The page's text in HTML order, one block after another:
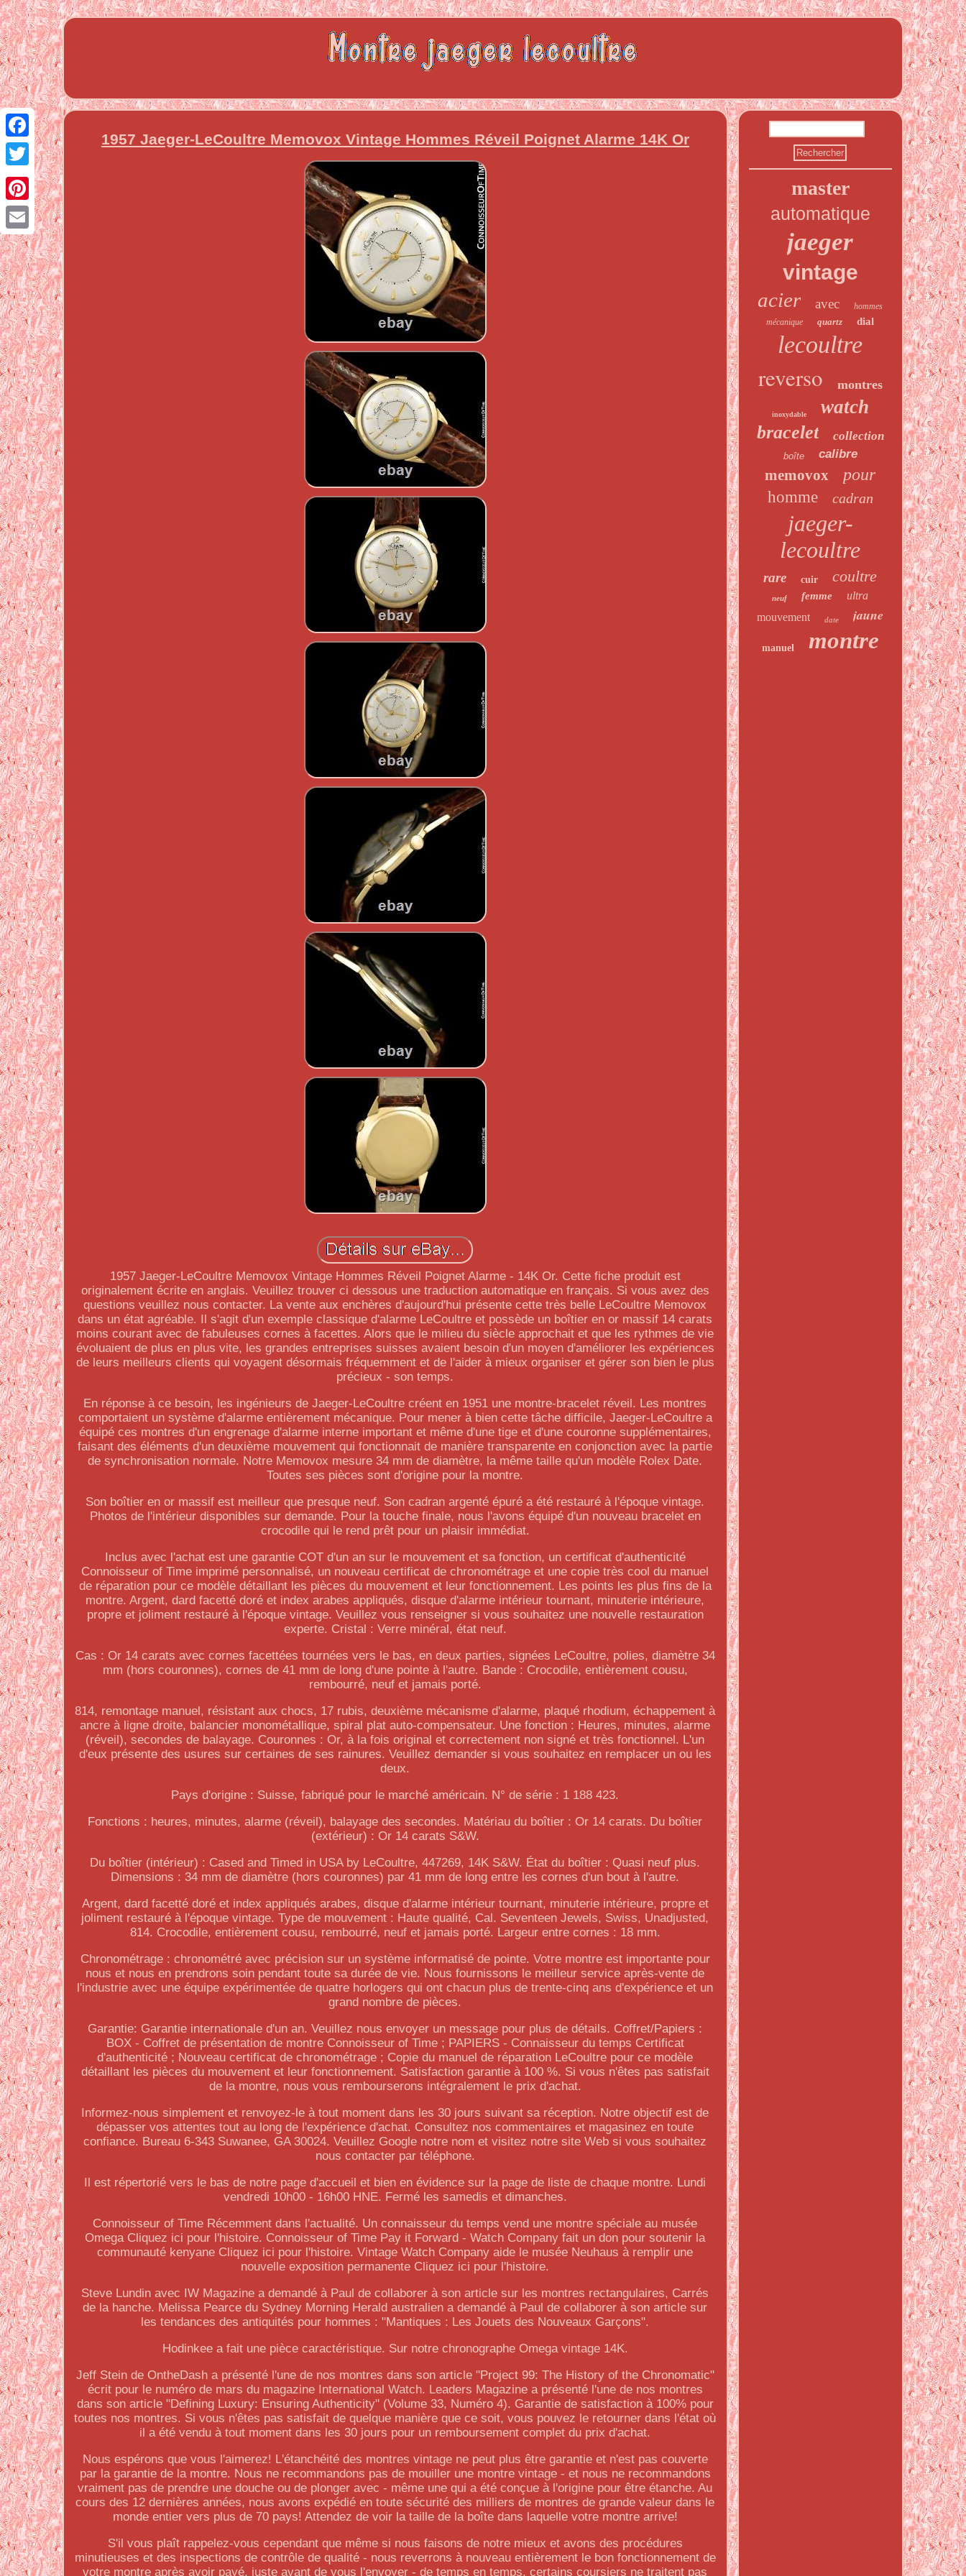
Facebook
Twitter
Pinterest
Email
1957 Jaeger-LeCoultre Memovox Vintage Hommes Réveil Poignet Alarme 14K Or
1957 Jaeger-LeCoultre Memovox Vintage Hommes Réveil Poignet Alarme - 14K Or. Cette fiche produit est
originalement écrite en anglais. Veuillez trouver ci dessous une traduction automatique en français. Si vous avez des
questions veuillez nous contacter. La vente aux enchères d'aujourd'hui présente cette très belle LeCoultre Memovox
dans un état agréable. Il s'agit d'un exemple classique d'alarme LeCoultre et possède un boîtier en or massif 14 carats
moins courant avec de fabuleuses cornes à facettes. Alors que le milieu du siècle approchait et que les rythmes de vie
évoluaient de plus en plus vite, les grandes entreprises suisses avaient besoin d'un moyen d'améliorer les expériences
de leurs meilleurs clients qui voyagent désormais fréquemment et de l'aider à mieux organiser et gérer son bien le plus
précieux - son temps.
En réponse à ce besoin, les ingénieurs de Jaeger-LeCoultre créent en 1951 une montre-bracelet réveil. Les montres
comportaient un système d'alarme entièrement mécanique. Pour mener à bien cette tâche difficile, Jaeger-LeCoultre a
équipé ces montres d'un engrenage d'alarme interne important et même d'une tige et d'une couronne supplémentaires,
faisant des éléments d'un deuxième mouvement qui fonctionnait de manière transparente en conjonction avec la partie
de synchronisation normale. Notre Memovox mesure 34 mm de diamètre, la même taille qu'un modèle Rolex Date.
Toutes ses pièces sont d'origine pour la montre.
Son boîtier en or massif est meilleur que presque neuf. Son cadran argenté épuré a été restauré à l'époque vintage.
Photos de l'intérieur disponibles sur demande. Pour la touche finale, nous l'avons équipé d'un nouveau bracelet en
crocodile qui le rend prêt pour un plaisir immédiat.
Inclus avec l'achat est une garantie COT d'un an sur le mouvement et sa fonction, un certificat d'authenticité
Connoisseur of Time imprimé personnalisé, un nouveau certificat de chronométrage et une copie très cool du manuel
de réparation pour ce modèle détaillant les pièces du mouvement et leur fonctionnement. Les points les plus fins de la
montre. Argent, dard facetté doré et index arabes appliqués, disque d'alarme intérieur tournant, minuterie intérieure,
propre et joliment restauré à l'époque vintage. Veuillez vous renseigner si vous souhaitez une nouvelle restauration
experte. Cristal : Verre minéral, état neuf.
Cas : Or 14 carats avec cornes facettées tournées vers le bas, en deux parties, signées LeCoultre, polies, diamètre 34
mm (hors couronnes), cornes de 41 mm de long d'une pointe à l'autre. Bande : Crocodile, entièrement cousu,
rembourré, neuf et jamais porté.
814, remontage manuel, résistant aux chocs, 17 rubis, deuxième mécanisme d'alarme, plaqué rhodium, échappement à
ancre à ligne droite, balancier monométallique, spiral plat auto-compensateur. Une fonction : Heures, minutes, alarme
(réveil), secondes de balayage. Couronnes : Or, à la fois original et correctement non signé et très fonctionnel. L'un
d'eux présente des usures sur certaines de ses rainures. Veuillez demander si vous souhaitez en remplacer un ou les
deux.
Pays d'origine : Suisse, fabriqué pour le marché américain. N° de série : 1 188 423.
Fonctions : heures, minutes, alarme (réveil), balayage des secondes. Matériau du boîtier : Or 14 carats. Du boîtier
(extérieur) : Or 14 carats S&W.
Du boîtier (intérieur) : Cased and Timed in USA by LeCoultre, 447269, 14K S&W. État du boîtier : Quasi neuf plus.
Dimensions : 34 mm de diamètre (hors couronnes) par 41 mm de long entre les cornes d'un bout à l'autre.
Argent, dard facetté doré et index appliqués arabes, disque d'alarme intérieur tournant, minuterie intérieure, propre et
joliment restauré à l'époque vintage. Type de mouvement : Haute qualité, Cal. Seventeen Jewels, Swiss, Unadjusted,
814. Crocodile, entièrement cousu, rembourré, neuf et jamais porté. Largeur entre cornes : 18 mm.
Chronométrage : chronométré avec précision sur un système informatisé de pointe. Votre montre est importante pour
nous et nous en prendrons soin pendant toute sa durée de vie. Nous fournissons le meilleur service après-vente de
l'industrie avec une équipe expérimentée de quatre horlogers qui ont chacun plus de trente-cinq ans d'expérience et un
grand nombre de pièces.
Garantie: Garantie internationale d'un an. Veuillez nous envoyer un message pour plus de détails. Coffret/Papiers :
BOX - Coffret de présentation de montre Connoisseur of Time ; PAPIERS - Connaisseur du temps Certificat
d'authenticité ; Nouveau certificat de chronométrage ; Copie du manuel de réparation LeCoultre pour ce modèle
détaillant les pièces du mouvement et leur fonctionnement. Satisfaction garantie à 100 %. Si vous n'êtes pas satisfait
de la montre, nous vous rembourserons intégralement le prix d'achat.
Informez-nous simplement et renvoyez-le à tout moment dans les 30 jours suivant sa réception. Notre objectif est de
dépasser vos attentes tout au long de l'expérience d'achat. Consultez nos commentaires et magasinez en toute
confiance. Bureau 6-343 Suwanee, GA 30024. Veuillez Google notre nom et visitez notre site Web si vous souhaitez
nous contacter par téléphone.
Il est répertorié vers le bas de notre page d'accueil et bien en évidence sur la page de liste de chaque montre. Lundi
vendredi 10h00 - 16h00 HNE. Fermé les samedis et dimanches.
Connoisseur of Time Récemment dans l'actualité. Un connaisseur du temps vend une montre spéciale au musée
Omega Cliquez ici pour l'histoire. Connoisseur of Time Pay it Forward - Watch Company fait un don pour soutenir la
communauté kenyane Cliquez ici pour l'histoire. Vintage Watch Company aide le musée Neuhaus à remplir une
nouvelle exposition permanente Cliquez ici pour l'histoire.
Steve Lundin avec IW Magazine a demandé à Paul de collaborer à son article sur les montres rectangulaires, Carrés
de la hanche. Melissa Pearce du Sydney Morning Herald australien a demandé à Paul de collaborer à son article sur
les tendances des antiquités pour hommes : "Mantiques : Les Jouets des Nouveaux Garçons".
Hodinkee a fait une pièce caractéristique. Sur notre chronographe Omega vintage 14K.
Jeff Stein de OntheDash a présenté l'une de nos montres dans son article "Project 99: The History of the Chronomatic"
écrit pour le numéro de mars du magazine International Watch. Leaders Magazine a présenté l'une de nos montres
dans son article "Defining Luxury: Ensuring Authenticity" (Volume 33, Numéro 4). Garantie de satisfaction à 100% pour
toutes nos montres. Si vous n'êtes pas satisfait de quelque manière que ce soit, vous pouvez le retourner dans l'état où
il a été vendu à tout moment dans les 30 jours pour un remboursement complet du prix d'achat.
Nous espérons que vous l'aimerez! L'étanchéité des montres vintage ne peut plus être garantie et n'est pas couverte
par la garantie de la montre. Nous ne recommandons pas de mouiller une montre vintage - et nous ne recommandons
vraiment pas de prendre une douche ou de plonger avec - même une qui a été conçue à l'origine pour être étanche. Au
cours des 12 dernières années, nous avons expédié en toute sécurité des milliers de montres de grande valeur dans le
monde entier vers plus de 70 pays! Attendez de voir la taille de la boîte dans laquelle votre montre arrive!
S'il vous plaît rappelez-vous cependant que même si nous faisons de notre mieux et avons des procédures
minutieuses et des inspections de contrôle de qualité - nous reverrons à nouveau entièrement le bon fonctionnement de
votre montre après avoir payé, juste avant de vous l'envoyer - de temps en temps, certains coursiers ne traitent pas
master
automatique
jaeger
vintage
acier avec
hommes
mécanique
quartz dial
lecoultre
reverso montres
inoxydable watch
bracelet collection
boîte calibre
memovox pour
homme cadran
jaeger-
lecoultre
rare cuir coultre
neuf femme
ultra
mouvement
date jaune
manuel montre